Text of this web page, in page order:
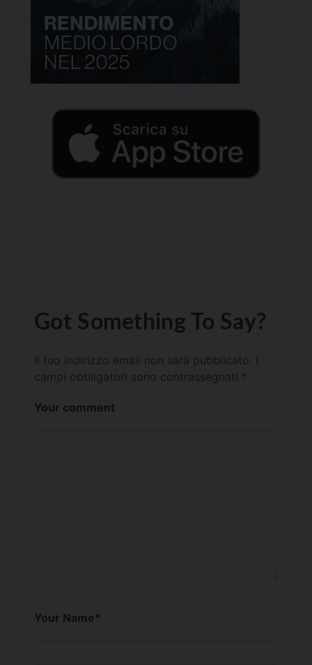
Got Something To Say?
Il tuo indirizzo email non sarà pubblicato.
campi obbligatori sono contrassegnati *
Your comment
Your Name*